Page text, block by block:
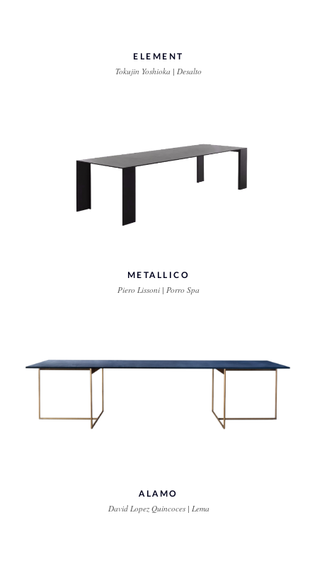
ELEMENT
Tokujin Yoshioka | Desalto
METALLICO
Piero Lissoni | Porro Spa
ALAMO
David Lopez Quincoces | Lema